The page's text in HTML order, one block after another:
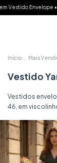
• • 1ª Troca
Início Mais
Vestido
Vestidos
46, em